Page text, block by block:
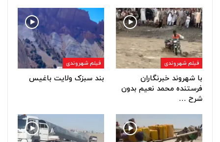
فیلم شهروندی
با شهروند خبرنگاران
فرستنده محمد نعیم بدون
شرح …
فیلم شهروندی
بند سبزک ولایت باغیس